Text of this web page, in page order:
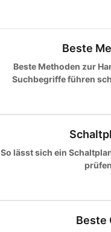
Beste
Beste Methoden zur
Suchbegriffe führen
So lässt sich ein
Beste